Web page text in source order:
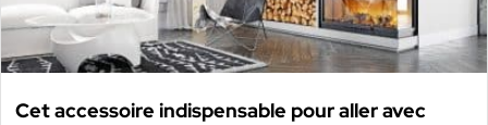
Cet accessoire indispensable pour aller avec